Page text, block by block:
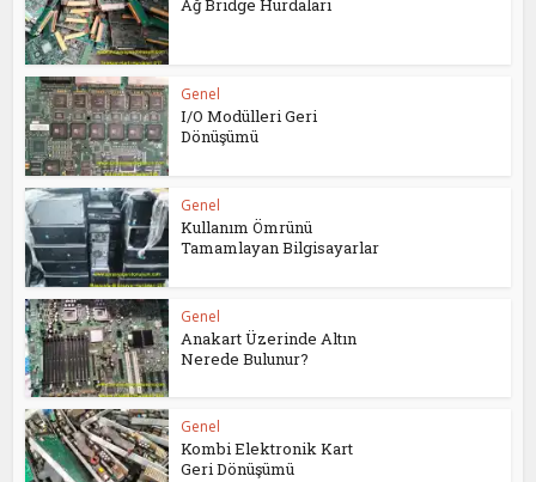
Ağ Bridge Hurdaları
Genel
I/O Modülleri Geri
Dönüşümü
Genel
Kullanım Ömrünü
Tamamlayan Bilgisayarlar
Genel
Anakart Üzerinde Altın
Nerede Bulunur?
Genel
Kombi Elektronik Kart
Geri Dönüşümü